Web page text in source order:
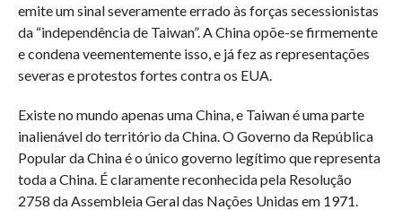
emite um sinal severamente errado às forças secessionistas
da “independência de Taiwan”. A China opõe-se firmemente
e condena veementemente isso, e já fez as representações
severas e protestos fortes contra os EUA.
Existe no mundo apenas uma China, e Taiwan é uma parte
inalienável do território da China. O Governo da República
Popular da China é o único governo legítimo que representa
toda a China. É claramente reconhecida pela Resolução
2758 da Assembleia Geral das Nações Unidas em 1971.